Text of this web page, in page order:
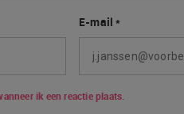
E-mail*
ik een reactie plaats.